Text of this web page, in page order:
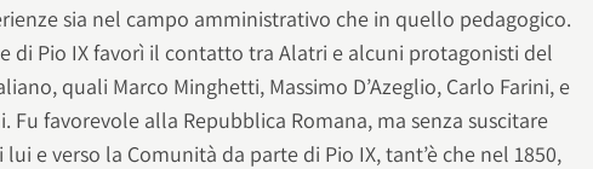
sia nel campo amministrativo che in quello pedagogico.
di Pio IX favorì il contatto tra Alatri e alcuni protagonisti del
quali Marco Minghetti, Massimo D’Azeglio, Carlo Farini, e
Fu favorevole alla Repubblica Romana, ma senza suscitare
e verso la Comunità da parte di Pio IX, tant’è che nel 1850,